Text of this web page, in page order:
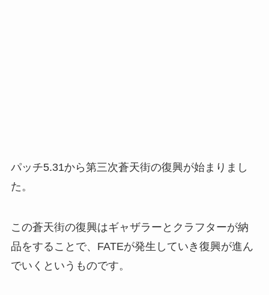
パッチ5.31から第三次蒼天街の復興が始まりまし
た。
この蒼天街の復興はギャザラーとクラフターが納
品をすることで、FATEが発生していき復興が進ん
でいくというものです。